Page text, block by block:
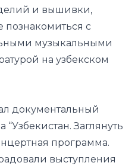
и вышивки,
познакомиться с
музыкальными
на узбекском
документальный
Заглянуть
программа.
выступления